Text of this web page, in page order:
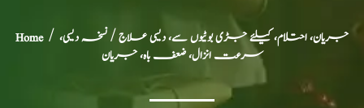
Home/ جریان، احتلام، کیلئے جڑی بوٹیوں سے، دیسی علاج/ نسخہ دیسی،
سرعت انزال، ضعف باہ، جریان